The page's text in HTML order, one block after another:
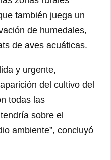
también juega un
de humedales,
de aves acuáticas.
y urgente,
del cultivo del
todas las
sobre el
ambiente”, concluyó